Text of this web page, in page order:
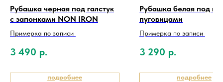
Рубашка черная под галстук
с запонками NON IRON
Примерка по записи
3 490 р.
подробнее
Рубашка белая под
пуговицами
Примерка по записи
3 290 р.
подробнее